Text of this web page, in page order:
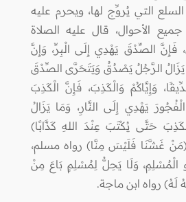
التي يُروِّج لها، ويحرم عليه
الأحوال، قال عليه الصلاة
فَإِنَّ الصِّدْقَ يَهْدِي إِلَى الْبِرِّ، وَإِنَّ
يَزَالُ الرَّجُلُ يَصْدُقُ وَيَتَحَرَّى الصِّدْقَ
وَإِيَّاكُمْ وَالْكَذِبَ، فَإِنَّ الْكَذِبَ
يَهْدِي إِلَى النَّارِ، وَمَا يَزَالُ
حَتَّى يُكْتَبَ عِنْدَ اللهِ كَذَّابًا)
غَشَّنَا فَلَيْسَ مِنَّا) رواه مسلم،
الْمُسْلِمِ، وَلَا يَحِلُّ لِمُسْلِمٍ بَاعَ مِنْ
لَهُ) رواه ابن ماجة.